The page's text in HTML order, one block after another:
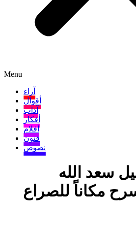
Menu
آراء
أقوال
آداب
أفكار
أفلام
فنون
نصوص
سعد الله
مكاناً للصراع